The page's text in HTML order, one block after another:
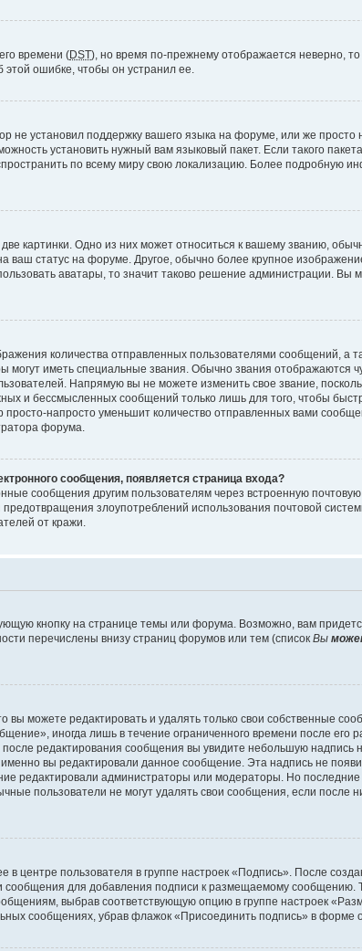
времени (DST), но время по-прежнему отображается неверно, то
ошибке, чтобы он устранил ее.
не установил поддержку вашего языка на форуме, или же
установить нужный вам языковый пакет. Если такого
по всему миру свою локализацию. Более подробную
картинки. Одно из них может относиться к вашему званию,
статус на форуме. Другое, обычно более крупное
аватары, то значит таково решение администрации. Вы
количества отправленных пользователями сообщений, а
иметь специальные звания. Обычно звания отображаются
Напрямую вы не можете изменить свое звание,
и бессмысленных сообщений только лишь для того, чтобы
напросто уменьшит количество отправленных вами
форума.
сообщения, появляется страница входа?
сообщения другим пользователям через встроенную
злоупотреблений использования почтовой
от кражи.
кнопку на странице темы или форума. Возможно, вам
перечислены внизу страниц форумов или тем (список Вы
можете редактировать и удалять только свои собственные
иногда лишь в течение ограниченного времени после его
редактирования сообщения вы увидите небольшую надпись
вы редактировали данное сообщение. Эта надпись не
редактировали администраторы или модераторы. Но последние
пользователи не могут удалять свои сообщения, если после
центре пользователя в группе настроек «Подпись». После
для добавления подписи к размещаемому сообщению.
выбрав соответствующую опцию в группе настроек
сообщениях, убрав флажок «Присоединить подпись» в форме